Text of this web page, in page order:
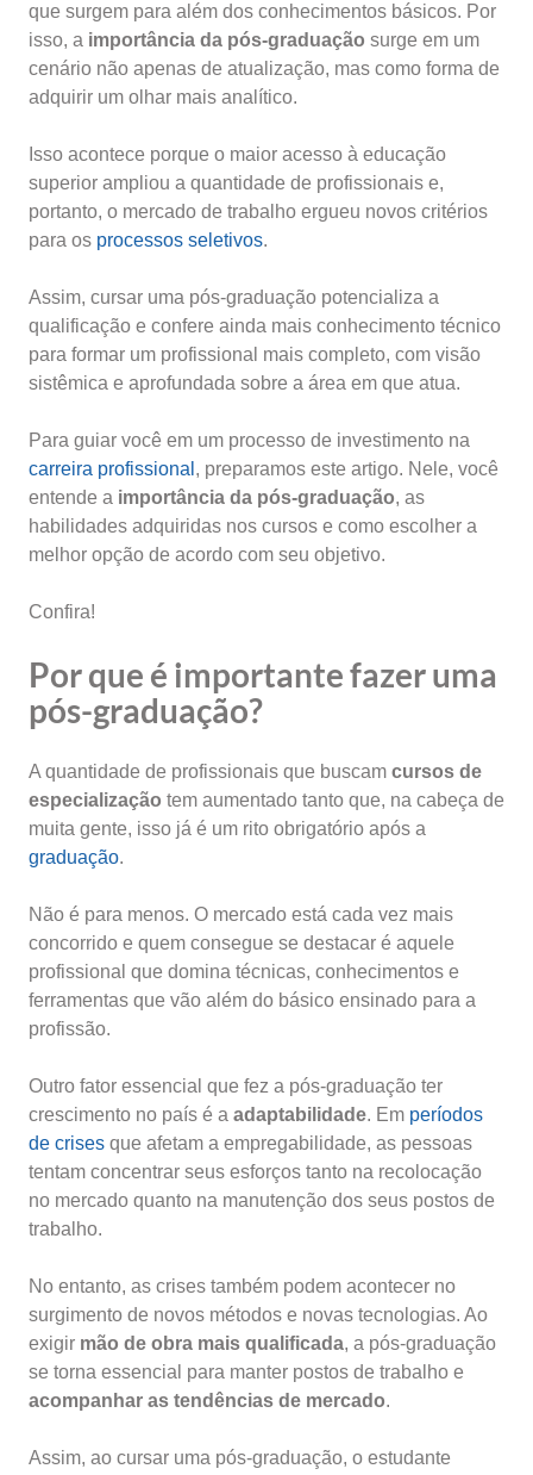
que surgem para além dos conhecimentos básicos. Por
isso, a importância da pós-graduação surge em um
cenário não apenas de atualização, mas como forma de
adquirir um olhar mais analítico.
Isso acontece porque o maior acesso à educação
superior ampliou a quantidade de profissionais e,
portanto, o mercado de trabalho ergueu novos critérios
para os processos seletivos.
Assim, cursar uma pós-graduação potencializa a
qualificação e confere ainda mais conhecimento técnico
para formar um profissional mais completo, com visão
sistêmica e aprofundada sobre a área em que atua.
Para guiar você em um processo de investimento na
carreira profissional , preparamos este artigo. Nele, você
entende a importância da pós-graduação, as
habilidades adquiridas nos cursos e como escolher a
melhor opção de acordo com seu objetivo.
Confira!
Por que é importante fazer uma
pós-graduação?
A quantidade de profissionais que buscam cursos de
especialização tem aumentado tanto que, na cabeça de
muita gente, isso já é um rito obrigatório após a
graduação.
Não é para menos. O mercado está cada vez mais
concorrido e quem consegue se destacar é aquele
profissional que domina técnicas, conhecimentos e
ferramentas que vão além do básico ensinado para a
profissão.
Outro fator essencial que fez a pós-graduação ter
crescimento no país é a adaptabilidade. Em períodos
de crises que afetam a empregabilidade, as pessoas
tentam concentrar seus esforços tanto na recolocação
no mercado quanto na manutenção dos seus postos de
trabalho.
No entanto, as crises também podem acontecer no
surgimento de novos métodos e novas tecnologias. Ao
exigir mão de obra mais qualificada, a pós-graduação
se torna essencial para manter postos de trabalho e
acompanhar as tendências de mercado.
Assim, ao cursar uma pós-graduação, o estudante